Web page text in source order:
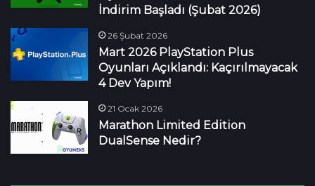
İndirim Başladı (Şubat 2026)
26 Şubat 2026
Mart 2026 PlayStation Plus
Oyunları Açıklandı: Kaçırılmayacak
4 Dev Yapım!
21 Ocak 2026
Marathon Limited Edition
DualSense Nedir?